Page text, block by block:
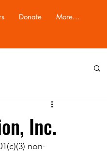
Donate More...
Inc.
non-